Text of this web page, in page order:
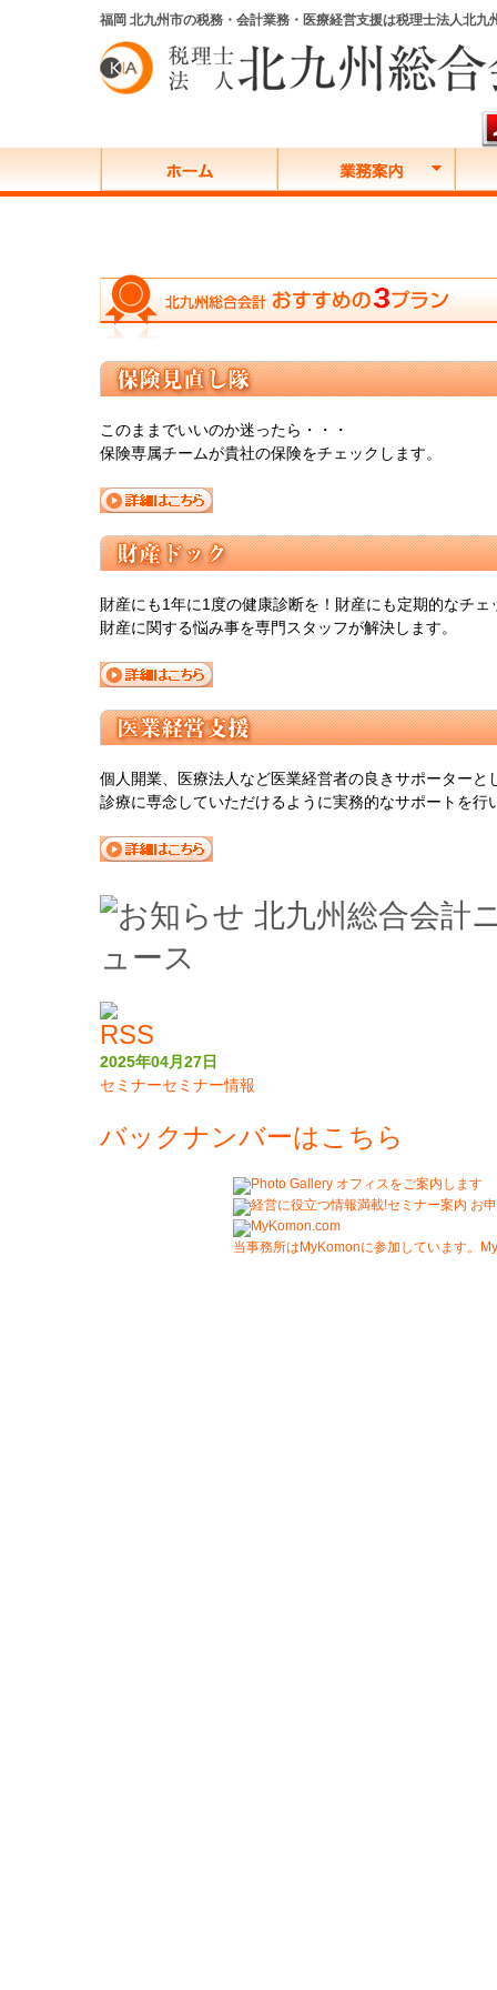
福岡 北九州市の税務・会計業務・医療経営支援は税理士法人北九
このままでいいのか迷ったら・・・
保険専属チームが貴社の保険をチェックします。
財産にも1年に1度の健康診断を！財産にも定期的なチェ
財産に関する悩み事を専門スタッフが解決します。
個人開業、医療法人など医業経営者の良きサポーターと
診療に専念していただけるように実務的なサポートを行
2025年04月27日
セミナーセミナー情報
バックナンバーはこちら
当事務所はMyKomonに参加しています。